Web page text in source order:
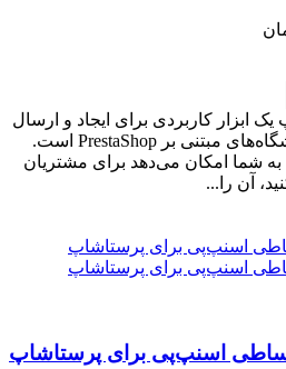
ابزار کاربردی برای ایجاد و ارسال
پیش‌فاکتور حرفه‌ای در فروشگاه‌های مبتنی بر PrestaShop است.
شما امکان می‌دهد برای مشتریان
اسنپ‌پی برای پرستاشاپ